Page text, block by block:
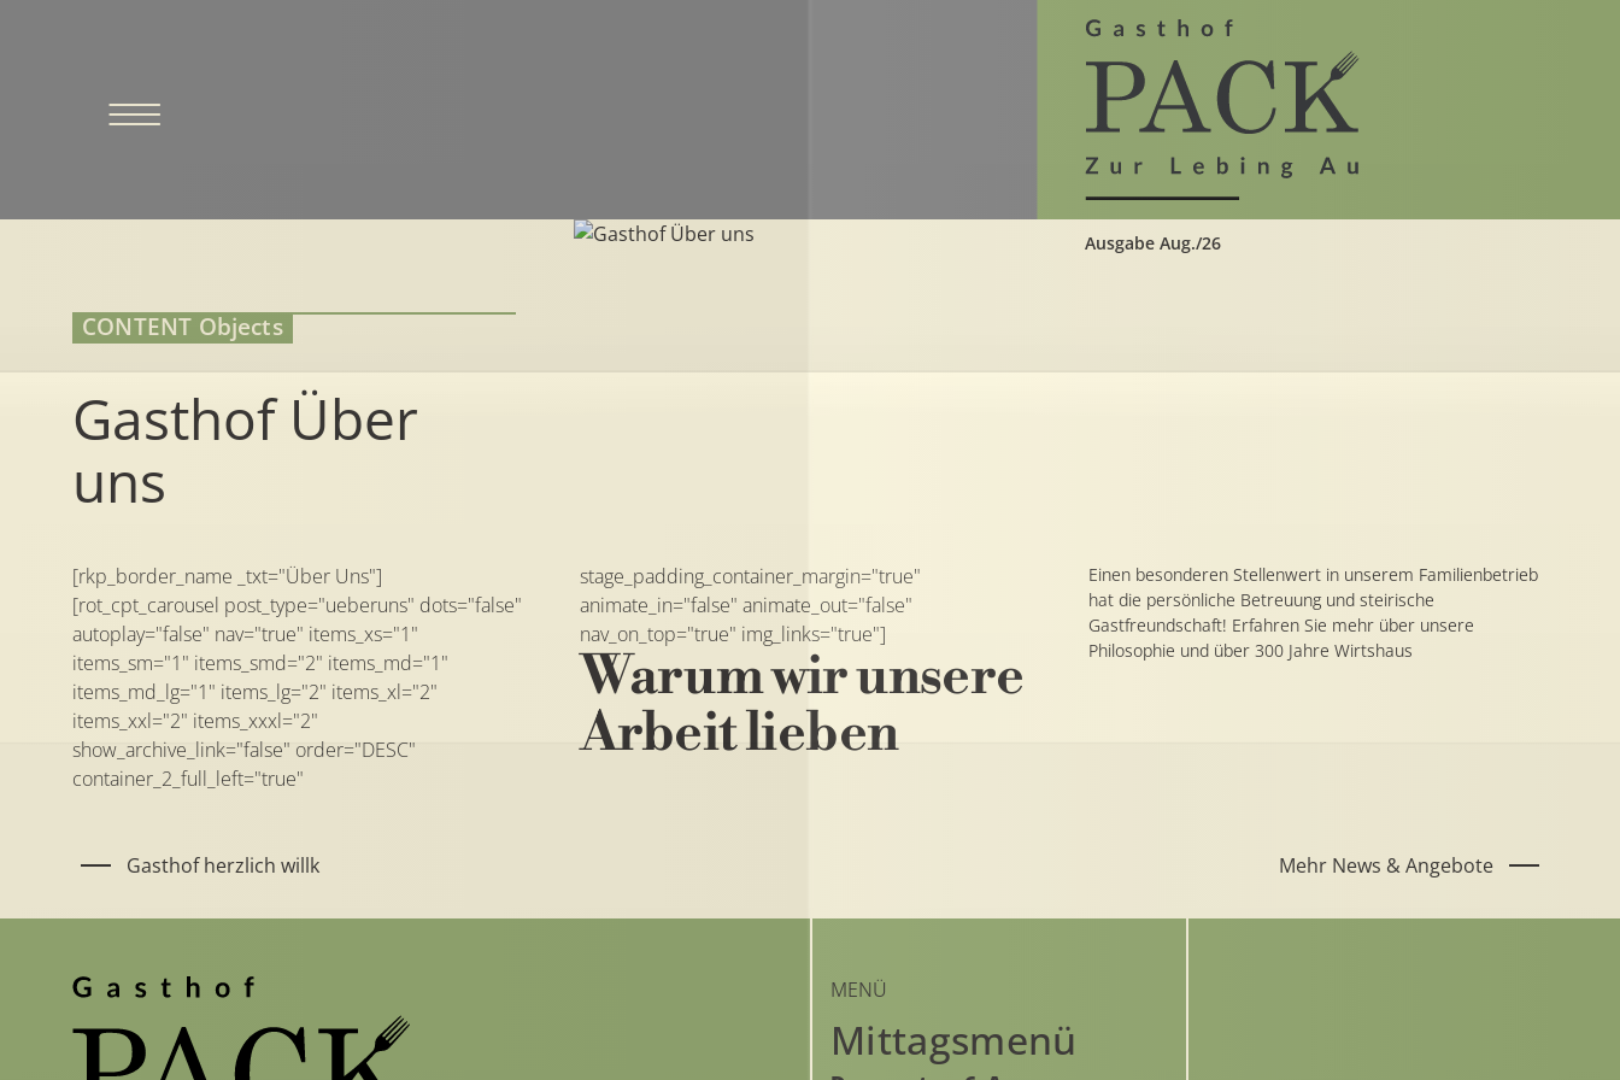
Ausgabe Aug./26
CONTENT Objects
Gasthof Über
uns
[rkp_border_name _txt="Über Uns"]
[rot_cpt_carousel post_type="ueberuns" dots="false"
autoplay="false" nav="true" items_xs="1"
items_sm="1" items_smd="2" items_md="1"
items_md_lg="1" items_lg="2" items_xl="2"
items_xxl="2" items_xxxl="2"
show_archive_link="false" order="DESC"
container_2_full_left="true"
stage_padding_container_margin="true"
animate_in="false" animate_out="false"
nav_on_top="true" img_links="true"]
Warum wir unsere
Arbeit lieben
Einen besonderen Stellenwert in unserem Familienbetrieb
hat die persönliche Betreuung und steirische
Gastfreundschaft! Erfahren Sie mehr über unsere
Philosophie und über 300 Jahre Wirtshaus
Gasthof herzlich willk Mehr News & Angebote
MENÜ
Mittagsmenü